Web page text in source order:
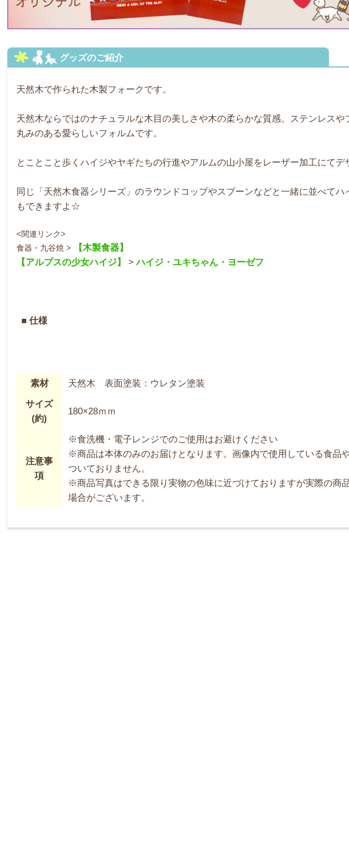
天然木で作られた木製フォークです。
天然木ならではのナチュラルな木目の美しさや木の柔らかな質感。ステンレスや
丸みのある愛らしいフォルムです。
とことこと歩くハイジやヤギたちの行進やアルムの山小屋をレーザー加工にてデ
同じ「天然木食器シリーズ」のラウンドコップやスプーンなどと一緒に並べてハ
もできますよ☆
<関連リンク>
食器・九谷焼 >
【木製食器】
【アルプスの少女ハイジ】
>ハイジ ・ユキちゃん ・ ヨーゼフ
■ 仕様
素材
天然木 表面塗装：ウレタン塗装
サイズ
(約)
180×28ｍｍ
注意事
項
※食洗機・電子レンジでのご使用はお避けください
※商品は本体のみのお届けとなります。画像内で使用している食品
ついておりません。
※商品写真はできる限り実物の色味に近づけておりますが実際の商
場合がございます。